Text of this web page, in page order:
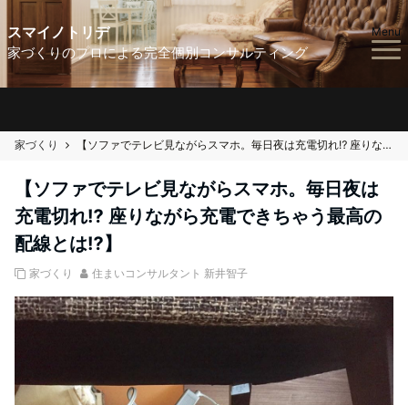
スマイノトリデ
家づくりのプロによる完全個別コンサルティング
Menu
家づくり 【ソファでテレビ見ながらスマホ。毎日夜は充電切れ⁉︎ 座りながら充電できちゃう最高の配線とは⁉︎】
【ソファでテレビ見ながらスマホ。毎日夜は
充電切れ⁉︎ 座りながら充電できちゃう最高の
配線とは⁉︎】
家づくり 住まいコンサルタント 新井智子